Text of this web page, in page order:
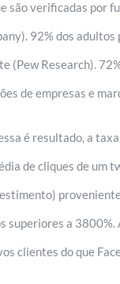
são verificadas por
92% dos
(Pew Research).
de empresas e
é resultado, a
de cliques de um
superiores a 3800%.
clientes do que